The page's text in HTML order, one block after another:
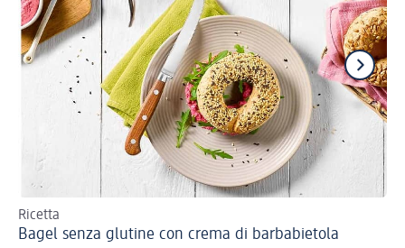
Ricetta
Bagel senza glutine con crema di barbabietola